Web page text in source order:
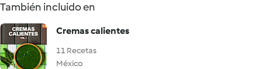
También incluido en
Cremas calientes
11 Recetas
México